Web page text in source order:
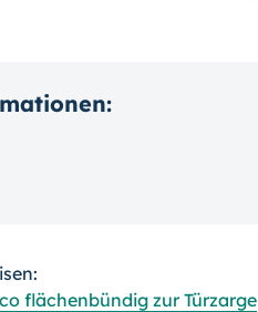
flächenbündig zur Türzarge